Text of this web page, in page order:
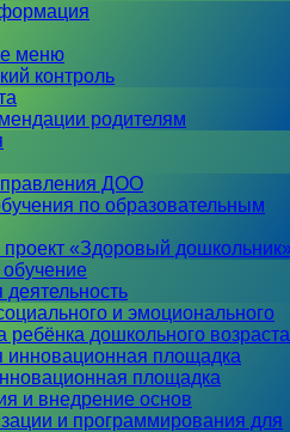
меню
контроль
родителям
ДОО
по образовательным
проект «Здоровый
и эмоционального
ребёнка дошкольного возраста
инновационная площадка
площадка
и внедрение основ
и программирования для